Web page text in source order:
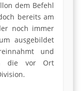
dem Befehl
bereits am
noch immer
ausgebildet
und
die vor Ort